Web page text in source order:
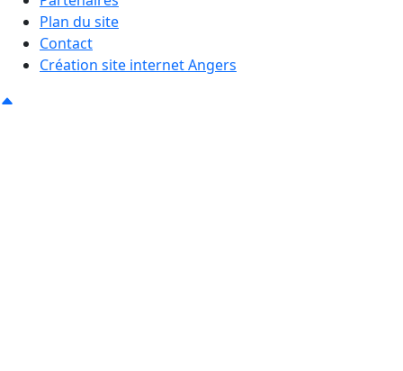
Plan du site
Contact
Création site internet Angers